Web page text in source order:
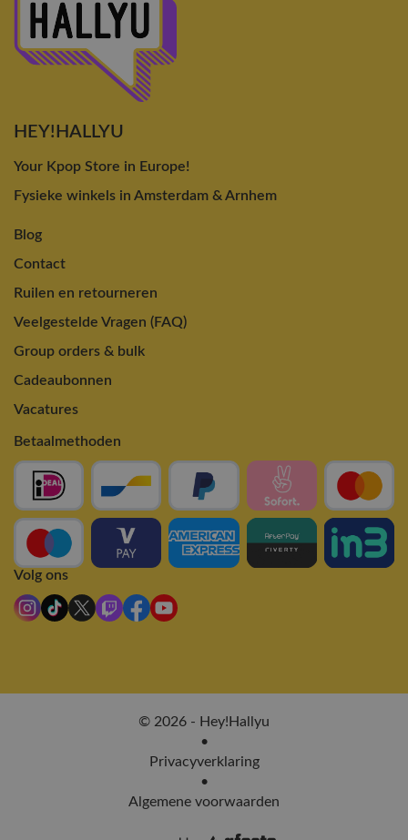
HEY!HALLYU
Your Kpop Store in Europe!
Fysieke winkels in Amsterdam & Arnhem
Blog
Contact
Ruilen en retourneren
Veelgestelde Vragen (FAQ)
Group orders & bulk
Cadeaubonnen
Vacatures
Betaalmethoden
Volg ons
© 2026 - Hey!Hallyu
•
Privacyverklaring
•
Algemene voorwaarden